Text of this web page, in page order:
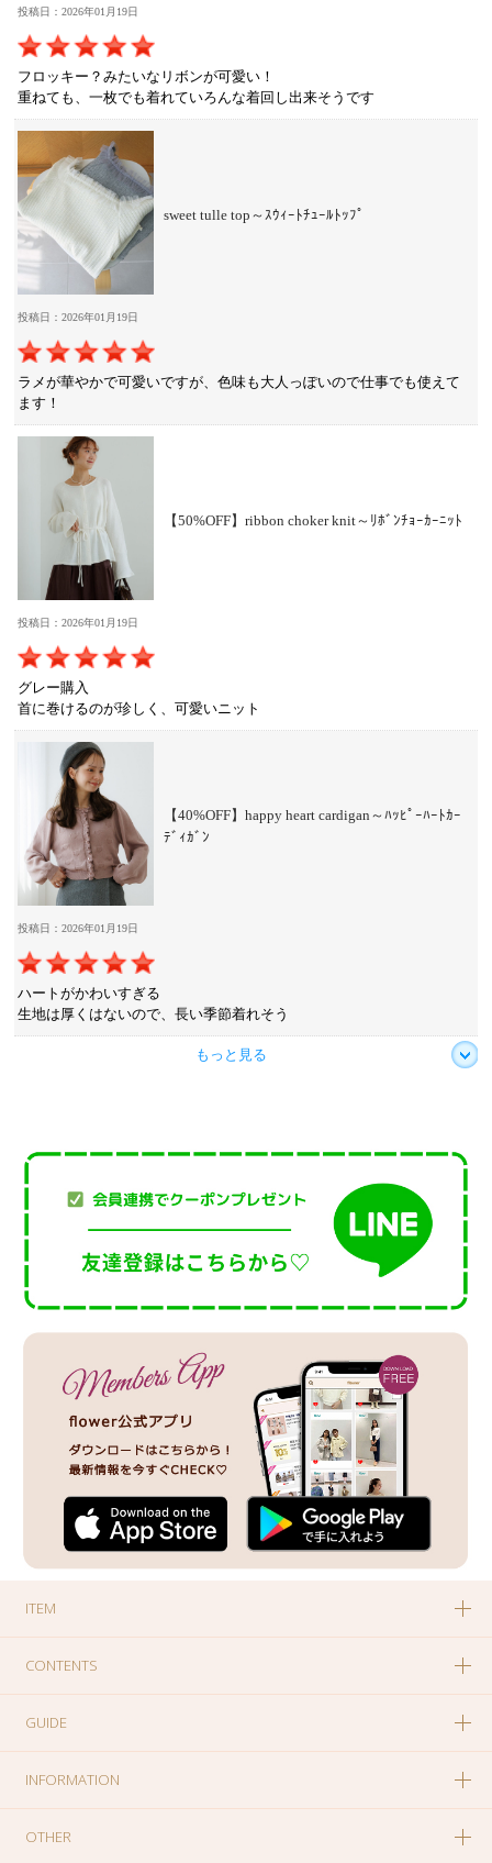
投稿日：2026年01月19日
フロッキー？みたいなリボンが可愛い！
重ねても、一枚でも着れていろんな着回し出来そうです
sweet tulle top～ｽｳｨｰﾄﾁｭｰﾙﾄｯﾌﾟ
投稿日：2026年01月19日
ラメが華やかで可愛いですが、色味も大人っぽいので仕事でも使えて
ます！
【50%OFF】ribbon choker knit～ﾘﾎﾞﾝﾁｮｰｶｰﾆｯﾄ
投稿日：2026年01月19日
グレー購入
首に巻けるのが珍しく、可愛いニット
【40%OFF】happy heart cardigan～ﾊｯﾋﾟｰﾊｰﾄｶｰ
ﾃﾞｨｶﾞﾝ
投稿日：2026年01月19日
ハートがかわいすぎる
生地は厚くはないので、長い季節着れそう
もっと見る
ITEM
CONTENTS
GUIDE
INFORMATION
OTHER